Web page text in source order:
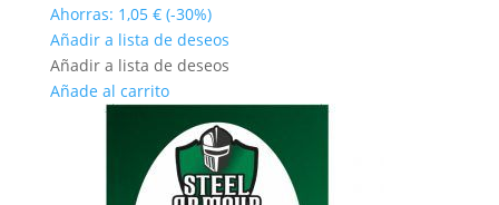
precio
original
era:
3,50 €.
precio
actual
es:
2,45 €.
Ahorras: 1,05 € (-30%)
Añadir a lista de deseos
Añadir a lista de deseos
Añade al carrito